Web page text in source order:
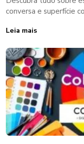
conversa e superfície
Leia mais